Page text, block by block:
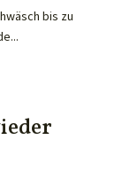
bis zu